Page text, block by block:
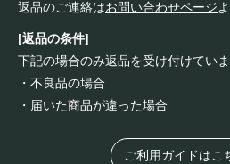
返品のご連絡はお問い合わせページ
[返品の条件]
下記の場合のみ返品を受け付けていま
・不良品の場合
・届いた商品が違った場合
ご利用ガイドはこ